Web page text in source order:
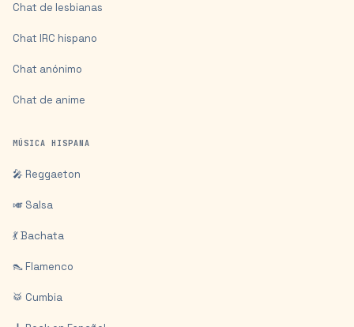
Chat de lesbianas
Chat IRC hispano
Chat anónimo
Chat de anime
MÚSICA HISPANA
🎤 Reggaeton
🎺 Salsa
💃 Bachata
👠 Flamenco
🥁 Cumbia